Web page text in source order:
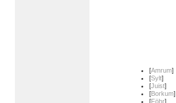
[Amrum]
[Sylt]
[Juist]
[Borkum]
[Föhr]